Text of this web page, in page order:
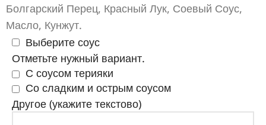
Болгарский Перец, Красный Лук, Соевый Соус,
Масло, Кунжут.
Выберите соус
Отметьте нужный вариант.
С соусом терияки
Со сладким и острым соусом
Другое (укажите текстово)